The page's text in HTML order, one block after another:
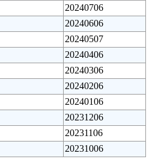
20240706
20240606
20240507
20240406
20240306
20240206
20240106
20231206
20231106
20231006